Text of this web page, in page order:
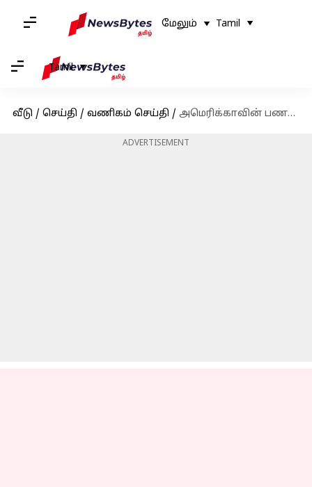
மேலும் Tamil
Tamil
வீடு / செய்தி / வணிகம் செய்தி / அமெரிக்காவின் பணவீக்கம் ஆகஸ்ட் மாதத்தில் கடுமையாக உயர்வு; வேலையின்மை விகிதமும் அதிகரிப்பு
ADVERTISEMENT